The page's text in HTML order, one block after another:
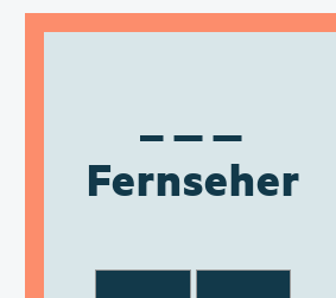
Fernseher